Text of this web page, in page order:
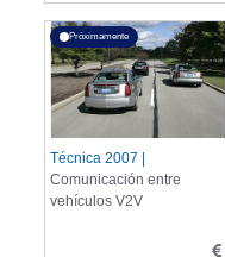
Próximamente
Técnica 2007 |
Comunicación entre
vehículos V2V